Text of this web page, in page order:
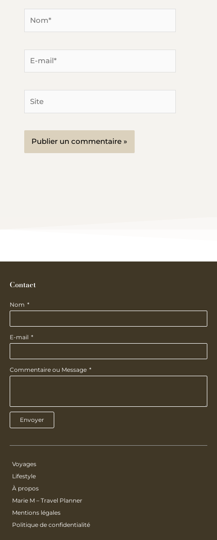
Contact
Nom
E-mail
Commentaire ou Message
Envoyer
Voyages
Lifestyle
À propos
Marie M – Travel Planner
Mentions légales
Politique de confidentialité